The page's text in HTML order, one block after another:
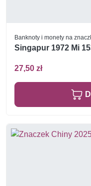
Banknoty i monety na
Singapur 1972 Mi
27,50 zł